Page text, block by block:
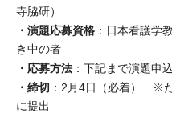
寺脇研）
・演題応募資格 ：日本看護学
き中の者
・応募方法 ：下記まで演題申
・締切 ：2月4日（必着） ※
に提出